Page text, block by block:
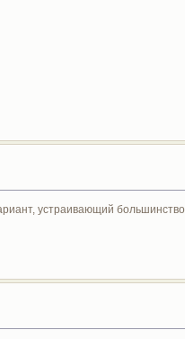
устраивающий большинство.